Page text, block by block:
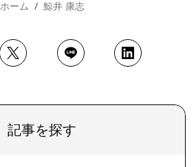
ホーム 鯨井 康志
記事を探す